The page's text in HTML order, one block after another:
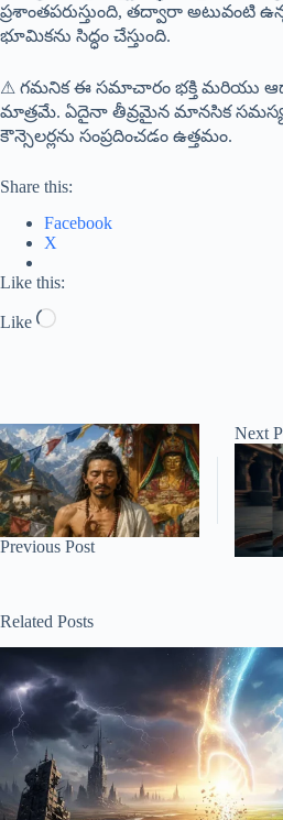
ప్రశాంతపరుస్తుంది, తద్వారా అటువంటి
భూమికను సిద్ధం చేస్తుంది.
⚠ గమనిక ఈ సమాచారం భక్తి మరియు
మాత్రమే. ఏదైనా తీవ్రమైన మానసిక
కౌన్సెలర్లను సంప్రదించడం ఉత్తమం.
Share this:
Facebook
X
Like this:
Like
Previous Post
Next
Related Posts